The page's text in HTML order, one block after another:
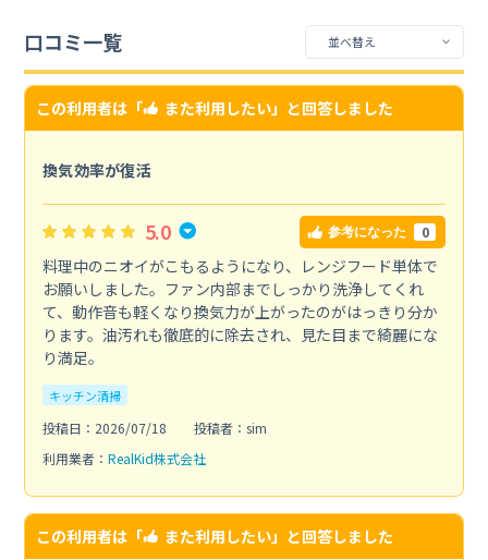
口コミ一覧
この利用者は「 また利用したい」と回答しました
換気効率が復活
5.0 参考になった 0
料理中のニオイがこもるようになり、レンジフード単体で
お願いしました。ファン内部までしっかり洗浄してくれ
て、動作音も軽くなり換気力が上がったのがはっきり分か
ります。油汚れも徹底的に除去され、見た目まで綺麗にな
り満足。
キッチン清掃
投稿日：2026/07/18
投稿者：sim
利用業者： RealKid株式会社
この利用者は「 また利用したい」と回答しました